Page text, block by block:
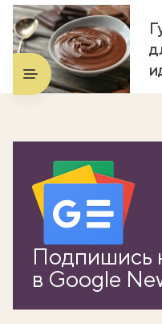
Подпишись
в Google